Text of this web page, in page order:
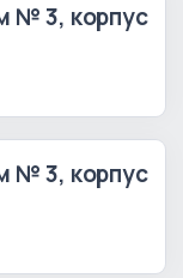
№ 3, корпус
№ 3, корпус